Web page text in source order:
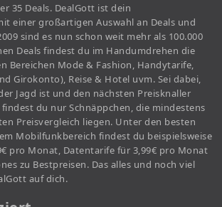
35 Deals. DealGott ist dein
einer großartigen Auswahl an Deals und
sind es nun schon weit mehr als 100.000
Deals findest du im Handumdrehen die
Bereichen Mode & Fashion, Handytarife,
Girokonto), Reise & Hotel uvm. Sei dabei,
Jagd ist und den nächsten Preisknaller
du nur Schnäppchen, die mindestens
Preisvergleich liegen. Unter den besten
Mobilfunkbereich findest du beispielsweise
pro Monat, Datentarife für 3,99€ pro Monat
zu Bestpreisen. Das alles und noch viel
auf dich.